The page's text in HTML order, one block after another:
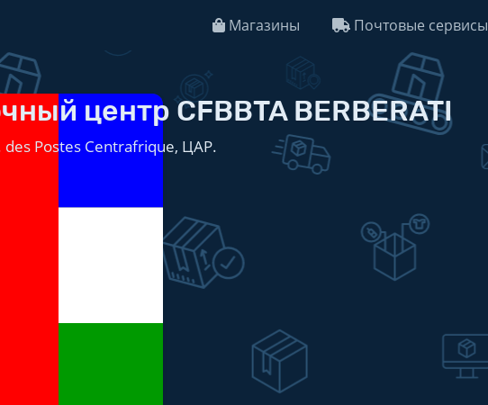
Магазины Почтовые сервисы
центр CFBBTA BERBERATI
des Postes Centrafrique, ЦАР.